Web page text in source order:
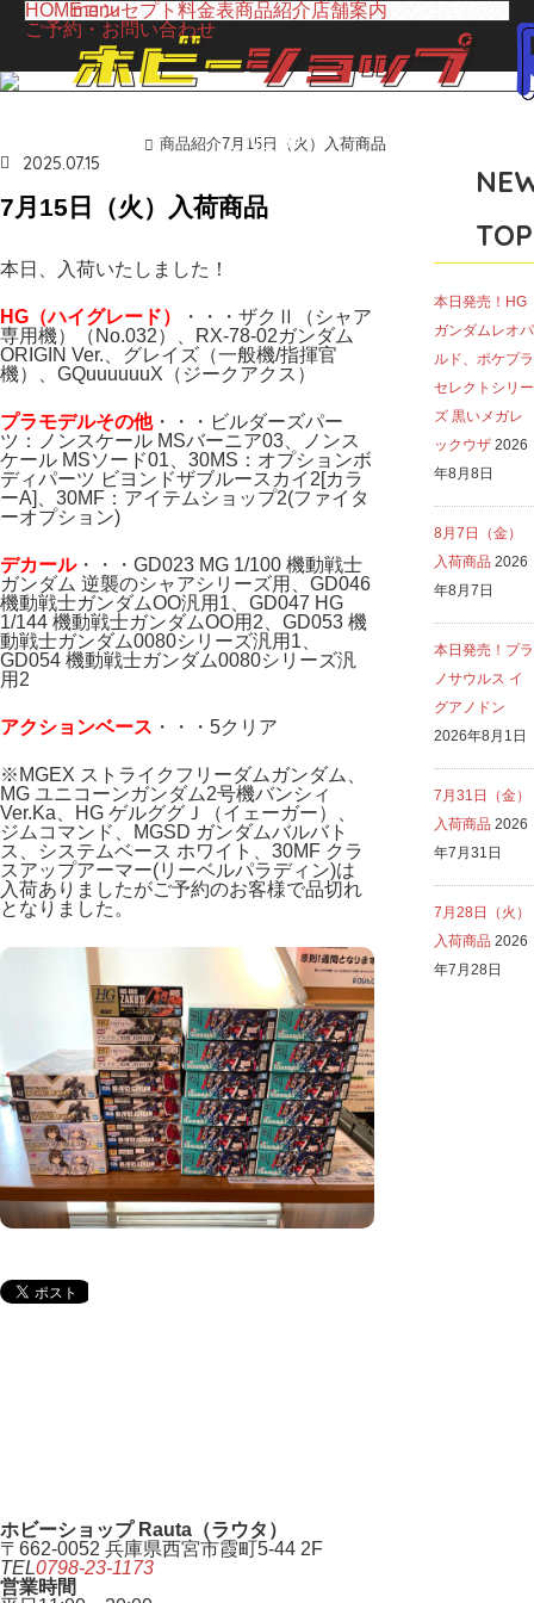
menu
HOMEコンセプト 料金表商品紹介店舗案内
ご予約・お問い合わせ
LINE UP
ホーム
商品紹介7月15日（火）入荷商品
2025.07.15
7月15日（火）入荷商品
本日、入荷いたしました！
HG（ハイグレード）
・・・ザクⅡ（シャア
専用機）（No.032）、RX-78-02ガンダム
ORIGIN Ver.、グレイズ（一般機/指揮官
機）、GQuuuuuuX（ジークアクス）
プラモデルその他・・・ビルダーズパー
ツ：ノンスケール MSバーニア03、ノンス
ケール MSソード01、30MS：オプションボ
ディパーツ ビヨンドザブルースカイ2[カラ
ーA]、30MF：アイテムショップ2(ファイタ
ーオプション)
デカール・・・GD023 MG 1/100 機動戦士
ガンダム 逆襲のシャアシリーズ用、GD046
機動戦士ガンダムOO汎用1、GD047 HG
1/144 機動戦士ガンダムOO用2、GD053 機
動戦士ガンダム0080シリーズ汎用1、
GD054 機動戦士ガンダム0080シリーズ汎
用2
アクションベース ・・・5クリア
※MGEX ストライクフリーダムガンダム、
MG ユニコーンガンダム2号機バンシィ
Ver.Ka、HG ゲルググＪ（イェーガー）、
ジムコマンド、MGSD ガンダムバルバト
ス、システムベース ホワイト、30MF クラ
スアップアーマー(リーベルパラディン)は
入荷ありましたがご予約のお客様で品切れ
となりました。
本日発売！HG
ガンダムレオパ
ルド、ポケプラ
セレクトシリー
ズ 黒いメガレ
ックウザ 2026
年8月8日
8月7日（金）
入荷商品 2026
年8月7日
本日発売！プラ
ノサウルス イ
グアノドン
2026年8月1日
7月31日（金）
入荷商品 2026
年7月31日
7月28日（火）
入荷商品 2026
年7月28日
ホビーショップ Rauta（ラウタ）
〒662-0052 兵庫県西宮市霞町5-44 2F
TEL0798-23-1173
営業時間